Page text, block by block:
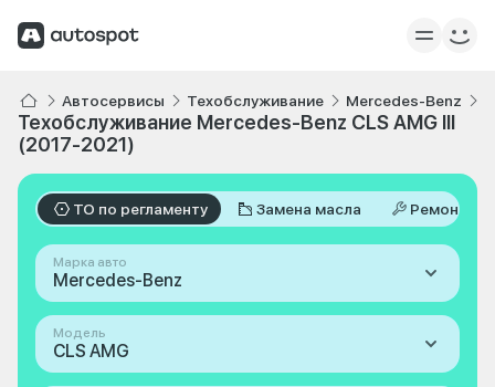
Автосервисы Техобслуживание Mercedes-Benz
Техобслуживание Mercedes-Benz CLS AMG III
(2017-2021)
ТО по регламенту Замена масла Ремонт
Марка авто
Mercedes-Benz
Модель
CLS AMG